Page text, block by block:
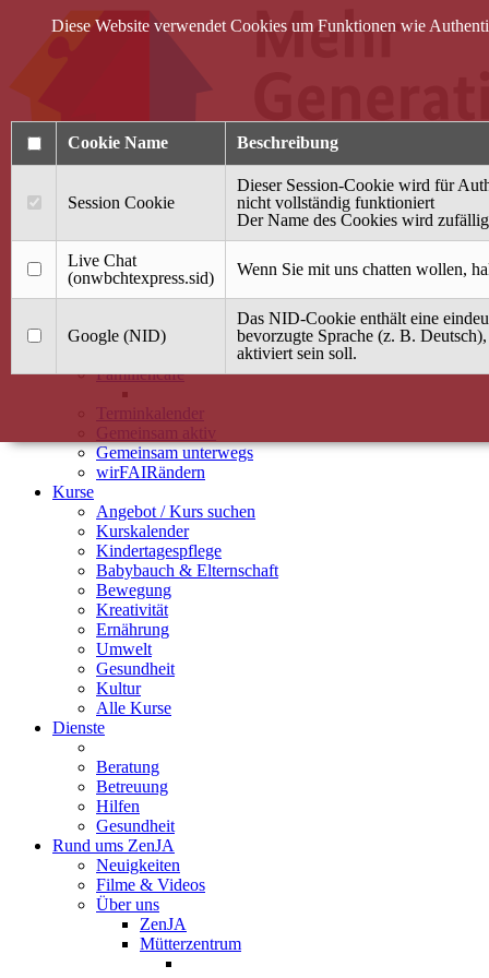
Anmelden
Startseite
Treffpunkt Jung & Alt
40 Jahre Mütterzentrum
Familiencafé
Terminkalender
Gemeinsam aktiv
Gemeinsam unterwegs
wirFAIRändern
Kurse
Angebot / Kurs suchen
Kurskalender
Kindertagespflege
Babybauch & Elternschaft
Bewegung
Kreativität
Ernährung
Umwelt
Gesundheit
Kultur
Alle Kurse
Dienste
Beratung
Betreuung
Hilfen
Gesundheit
Rund ums ZenJA
Neuigkeiten
Filme & Videos
Über uns
ZenJA
Mütterzentrum
Diese Website verwendet Cookies um Funktionen wie
Cookie Name Beschreibung
Session Cookie
Dieser Session-Cookie wird für
nicht vollständig funktioniert
Der Name des Cookies wird
Live Chat
(onwbchtexpress.sid)
Wenn Sie mit uns chatten wollen,
Google (NID)
Das NID-Cookie enthält eine
bevorzugte Sprache (z. B.
aktiviert sein soll.